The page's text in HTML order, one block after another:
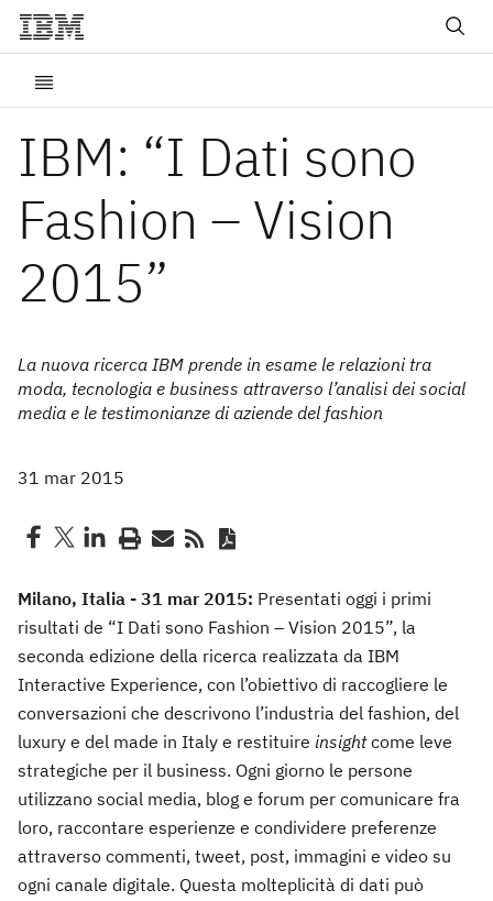
IBM: “I Dati sono
Fashion – Vision
2015”
La nuova ricerca IBM prende in esame le relazioni tra
moda, tecnologia e business attraverso l’analisi dei social
media e le testimonianze di aziende del fashion
31 mar 2015
Milano, Italia - 31 mar 2015: Presentati oggi i primi
risultati de “I Dati sono Fashion – Vision 2015”, la
seconda edizione della ricerca realizzata da IBM
Interactive Experience, con l’obiettivo di raccogliere le
conversazioni che descrivono l’industria del fashion, del
luxury e del made in Italy e restituire insightcome leve
strategiche per il business. Ogni giorno le persone
utilizzano social media, blog e forum per comunicare fra
loro, raccontare esperienze e condividere preferenze
attraverso commenti, tweet, post, immagini e video su
ogni canale digitale. Questa molteplicità di dati può